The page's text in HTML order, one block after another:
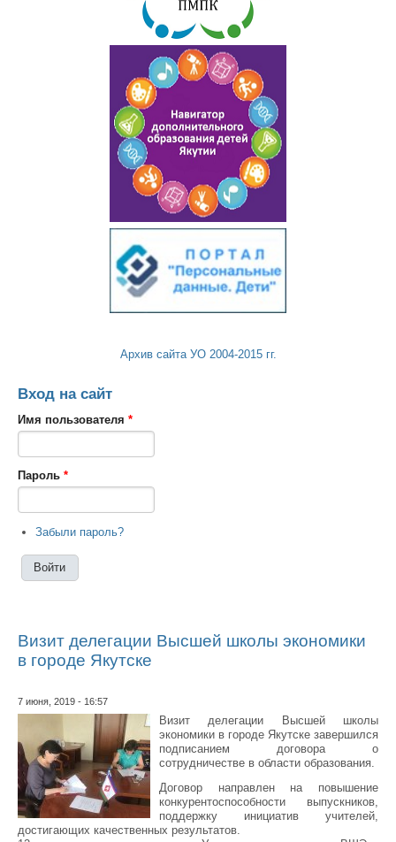
Архив сайта УО 2004-2015 гг.
Вход на сайт
Имя пользователя *
Пароль *
Забыли пароль?
Визит делегации Высшей школы экономики
в городе Якутске
7 июня, 2019 - 16:57
Визит делегации Высшей школы
экономики в городе Якутске завершился
подписанием договора о
сотрудничестве в области образования.
Договор направлен на повышение
конкурентоспособности выпускников,
поддержку инициатив учителей,
достигающих качественных результатов.